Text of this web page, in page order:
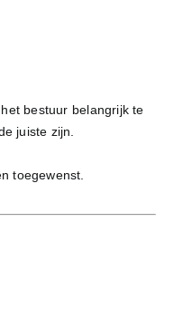
bestuur belangrijk te
juiste zijn.
toegewenst.